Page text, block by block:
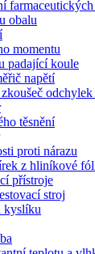
obalu
momentu
padající koule
napětí
odchylek
těsnění
proti nárazu
z hliníkové
přístroje
stroj
kyslíku